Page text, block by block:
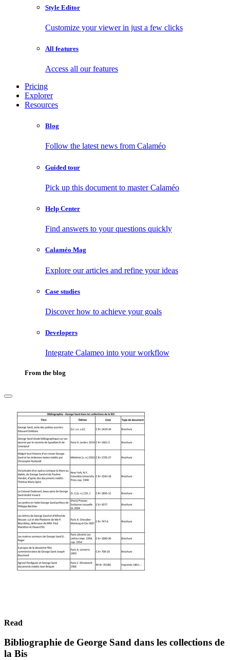
Style Editor
Customize your viewer in just a few clicks
All features
Access all our features
Pricing
Explorer
Resources
Blog
Follow the latest news from Calaméo
Guided tour
Pick up this document to master Calaméo
Help Center
Find answers to your questions quickly
Calaméo Mag
Explore our articles and refine your ideas
Case studies
Discover how to achieve your goals
Developers
Integrate Calameo into your workflow
From the blog
Read
Bibliographie de George Sand dans les collections de
la Bis